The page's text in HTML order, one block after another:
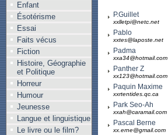
Enfant
Ésotérisme
Essai
Faits vécus
Fiction
Histoire, Géographie
et Politique
Horreur
Humour
Jeunesse
Langue et linguistique
Le livre ou le film?
P.Guillet
xxlletpi@netc.net
Pablo
xxtes@laposte.net
Padma
xxa34@hotmail.com
Panther Z
xx123@hotmail.com
Paquin Maxime
xxrtentides.qc.ca
Park Seo-Ah
xxah@caramail.com
Pascal Berne
xx.erne@gmail.com